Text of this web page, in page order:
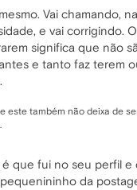
Vai chamando,
e vai corrigindo.
significa que não
e tanto faz terem
este também não deixa de
é que fui no seu perfil e
da